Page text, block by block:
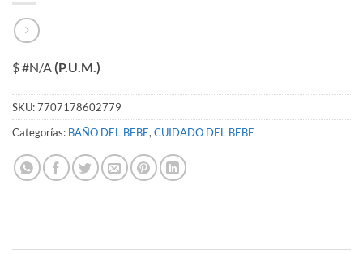
$ #N/A (P.U.M.)
SKU:7707178602779
Categorías: BAÑO DEL BEBE, CUIDADO DEL BEBE